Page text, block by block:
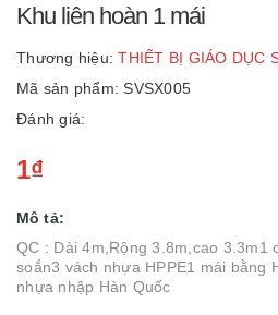
Khu liên hoàn 1 mái
Thương hiệu: THIẾT BỊ GIÁO DỤC
Mã sản phẩm: SVSX005
Đánh giá:
1₫
Mô tả:
QC : Dài 4m,Rộng 3.8m,cao
soắn3 vách nhựa HPPE1 mái bằng
nhựa nhập Hàn Quốc